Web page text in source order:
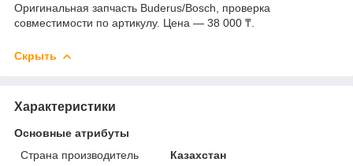
Оригинальная запчасть Buderus/Bosch, проверка
совместимости по артикулу. Цена — 38 000 ₸.
Скрыть
Характеристики
Основные атрибуты
Страна производитель
Казахстан